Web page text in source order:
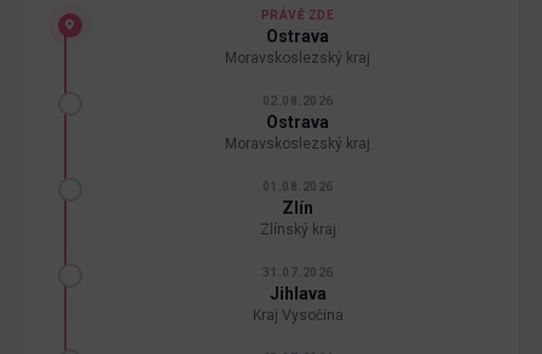
PRÁVĚ ZDE
Ostrava
Moravskoslezský kraj
02.08.2026
Ostrava
Moravskoslezský kraj
01.08.2026
Zlín
Zlínský kraj
31.07.2026
Jihlava
Kraj Vysočina